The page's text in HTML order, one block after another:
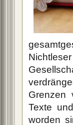
Grenzen
Texte
worden